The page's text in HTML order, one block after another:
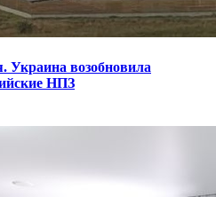
Украина возобновила
НПЗ